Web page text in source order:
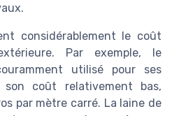
considérablement le coût
Par exemple, le
utilisé pour ses
coût relativement bas,
par mètre carré. La laine de